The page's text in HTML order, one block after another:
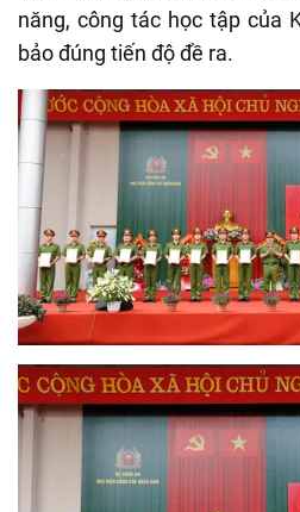
năng, công tác học tập của
bảo đúng tiến độ đề ra.